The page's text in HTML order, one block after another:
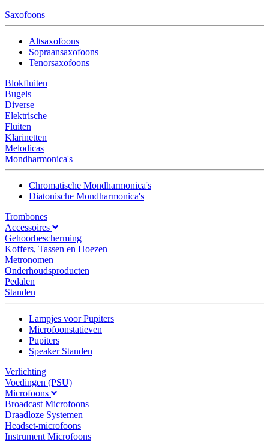
Saxofoons
Altsaxofoons
Sopraansaxofoons
Tenorsaxofoons
Blokfluiten
Bugels
Diverse
Elektrische
Fluiten
Klarinetten
Melodicas
Mondharmonica's
Chromatische Mondharmonica's
Diatonische Mondharmonica's
Trombones
Accessoires
Gehoorbescherming
Koffers, Tassen en Hoezen
Metronomen
Onderhoudsproducten
Pedalen
Standen
Lampjes voor Pupiters
Microfoonstatieven
Pupiters
Speaker Standen
Verlichting
Voedingen (PSU)
Microfoons
Broadcast Microfoons
Draadloze Systemen
Headset-microfoons
Instrument Microfoons